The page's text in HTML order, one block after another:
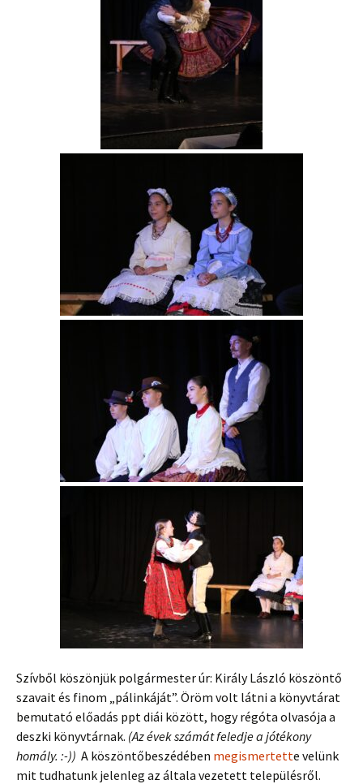
Szívből köszönjük polgármester úr: Király László köszöntő
szavait és finom „pálinkáját”. Öröm volt látni a könyvtárat
bemutató előadás ppt diái között, hogy régóta olvasója a
deszki könyvtárnak. (Az évek számát feledje a jótékony
homály. :-)) A köszöntőbeszédében megismertette velünk
mit tudhatunk jelenleg az általa vezetett településről.